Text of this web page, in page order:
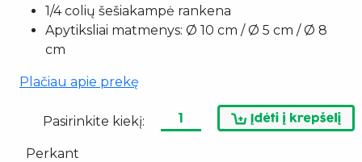
1/4 colių šešiakampė rankena
Apytiksliai matmenys: Ø 10 cm / Ø 5 cm / Ø 8
cm
Plačiau apie prekę
Pasirinkite kiekį:
Perkant